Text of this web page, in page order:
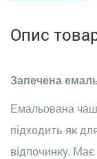
Опис
Запечена
Емальована
підходить як
відпочинку. Має